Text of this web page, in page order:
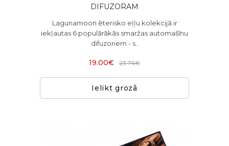
DIFUZORAM
Lagunamoon ēterisko eļļu kolekcijā ir
iekļautas 6 populārākās smaržas automašīnu
difuzoriem - s..
19.00€ 23.76€
Ielikt grozā